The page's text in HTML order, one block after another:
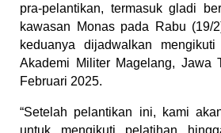
pra-pelantikan, termasuk gladi
kawasan Monas pada Rabu (19/
keduanya dijadwalkan
Akademi Militer Magelang, Jawa
Februari 2025.
“Setelah pelantikan ini, kami
untuk mengikuti pelatihan